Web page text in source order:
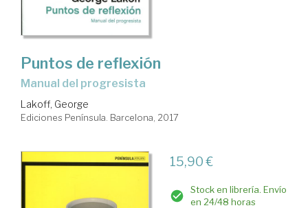
Puntos de reflexión
manual del progresista
Lakoff, George
Ediciones Península. Barcelona, 2017
15,90 €
Stock en librería. Envío
en 24/48 horas